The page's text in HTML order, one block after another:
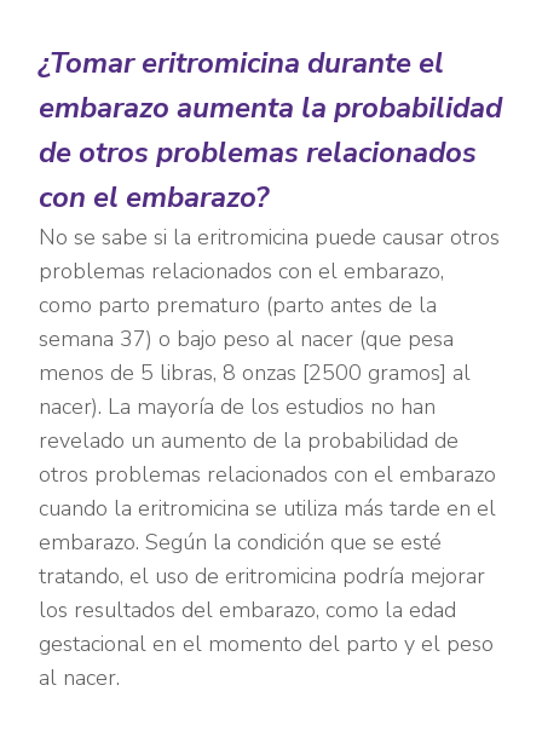
¿Tomar eritromicina durante el
embarazo aumenta la probabilidad
de otros problemas relacionados
con el embarazo?
No se sabe si la eritromicina puede causar otros
problemas relacionados con el embarazo,
como parto prematuro (parto antes de la
semana 37) o bajo peso al nacer (que pesa
menos de 5 libras, 8 onzas [2500 gramos] al
nacer). La mayoría de los estudios no han
revelado un aumento de la probabilidad de
otros problemas relacionados con el embarazo
cuando la eritromicina se utiliza más tarde en el
embarazo. Según la condición que se esté
tratando, el uso de eritromicina podría mejorar
los resultados del embarazo, como la edad
gestacional en el momento del parto y el peso
al nacer.